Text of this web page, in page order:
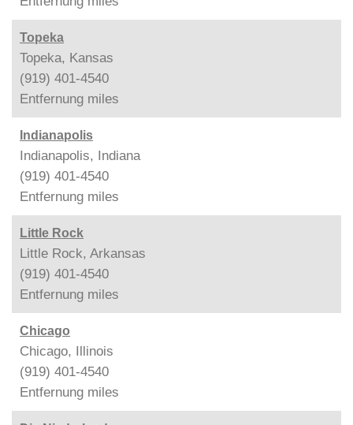
Topeka
Topeka, Kansas
(919) 401-4540
Entfernung miles
Indianapolis
Indianapolis, Indiana
(919) 401-4540
Entfernung miles
Little Rock
Little Rock, Arkansas
(919) 401-4540
Entfernung miles
Chicago
Chicago, Illinois
(919) 401-4540
Entfernung miles